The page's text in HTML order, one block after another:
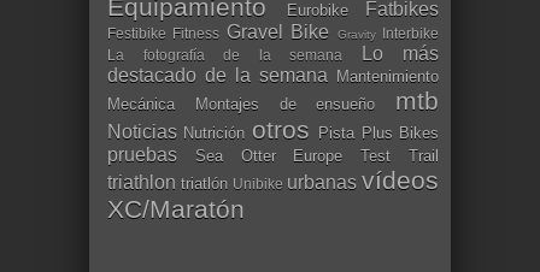
Equipamiento Eurobike Fatbikes
Festibike Fitness Gravel Bike Gravity Interbike
La fotografía de la semana
Lo más
destacado de la semana
Mantenimiento
Mecánica
Montajes de ensueño mtb
Noticias Nutrición otros Pista Plus Bikes
pruebas Sea Otter Europe Test Trail
triathlon triatlón Unibike urbanas vídeos
XC/Maratón